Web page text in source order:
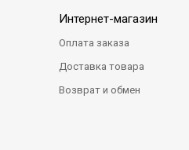
Интернет-магазин
Оплата заказа
Доставка товара
Возврат и обмен